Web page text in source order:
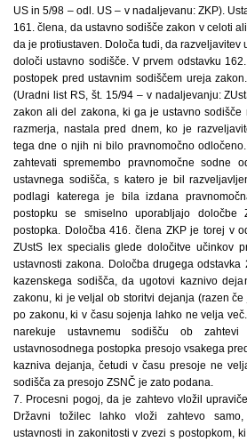
US in 5/98 – odl. US – v nadaljevanu: ZKP).
161. člena, da ustavno sodišče zakon v celoti
da je protiustaven. Določa tudi, da razveljavitev
določi ustavno sodišče. V prvem odstavku
postopek pred ustavnim sodiščem ureja
(Uradni list RS, št. 15/94 – v nadaljevanju:
zakon ali del zakona, ki ga je ustavno sodišče
razmerja, nastala pred dnem, ko je
tega dne o njih ni bilo pravnomočno
zahtevati spremembo pravnomočne sodne
ustavnega sodišča, s katero je bil
podlagi katerega je bila izdana
postopku se smiselno uporabljajo določbe
postopka. Določba 416. člena ZKP je torej v
ZUstS lex specialis glede določitve učinkov
ustavnosti zakona. Določba drugega odstavka
kazenskega sodišča, da ugotovi kaznivo
zakonu, ki je veljal ob storitvi dejanja (razen
po zakonu, ki v času sojenja lahko ne velja
narekuje ustavnemu sodišču ob zahtevi
ustavnosodnega postopka presojo vsakega
kazniva dejanja, četudi v času presoje ne
sodišča za presojo ZSNČ je zato podana.
7. Procesni pogoj, da je zahtevo vložil
Državni tožilec lahko vloži zahtevo
ustavnosti in zakonitosti v zvezi s postopkom,